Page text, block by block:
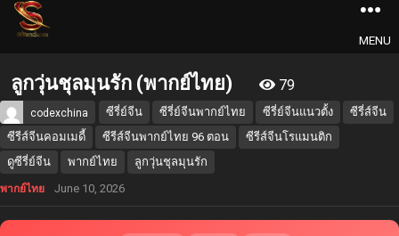
MENU
ลูกวุ่นชุลมุนรัก (พากย์ไทย) 79
codexchina ซีรี่ย์จีน ซีรี่ย์จีนพากย์ไทย ซีรี่ย์จีนแนวตั้ง
ซีรี่ส์จีน
ซีรีส์จีนคอมเมดี้
ซีรีส์จีนพากย์ไทย 96 ตอน
ซีรีส์จีนโรแมนติก
ดูซีรี่ย์จีน
พากย์ไทย ลูกวุ่นชุลมุนรัก
พากย์ไทย June 10, 2026